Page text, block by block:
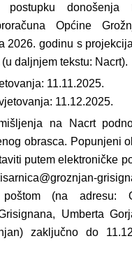
donošenja
Općine
2026. godinu s
daljnjem tekstu: Nacrt).
11.11.2025.
11.12.2025.
na Nacrt
obrasca. Popunjeni
putem elektroničke
(na adresu:
Umberta
zaključno do